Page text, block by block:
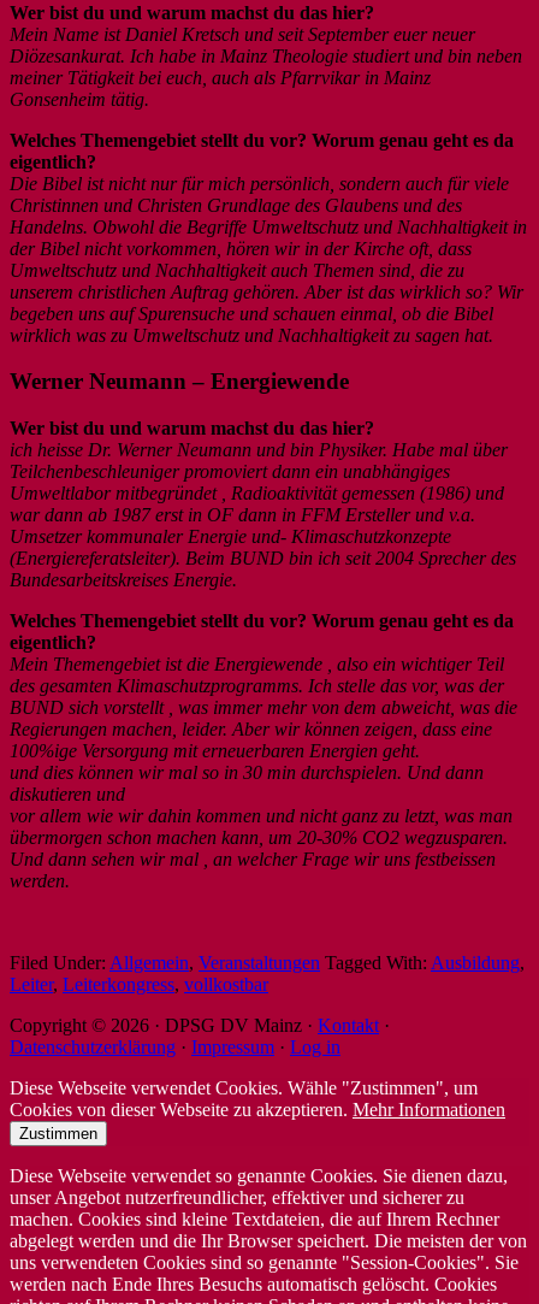
Wer bist du und warum machst du das hier?
Mein Name ist Daniel Kretsch und seit September euer neuer
Diözesankurat. Ich habe in Mainz Theologie studiert und bin neben
meiner Tätigkeit bei euch, auch als Pfarrvikar in Mainz
Gonsenheim tätig.
Welches Themengebiet stellt du vor? Worum genau geht es da
eigentlich?
Die Bibel ist nicht nur für mich persönlich, sondern auch für viele
Christinnen und Christen Grundlage des Glaubens und des
Handelns. Obwohl die Begriffe Umweltschutz und Nachhaltigkeit in
der Bibel nicht vorkommen, hören wir in der Kirche oft, dass
Umweltschutz und Nachhaltigkeit auch Themen sind, die zu
unserem christlichen Auftrag gehören. Aber ist das wirklich so? Wir
begeben uns auf Spurensuche und schauen einmal, ob die Bibel
wirklich was zu Umweltschutz und Nachhaltigkeit zu sagen hat.
Werner Neumann – Energiewende
Wer bist du und warum machst du das hier?
ich heisse Dr. Werner Neumann und bin Physiker. Habe mal über
Teilchenbeschleuniger promoviert dann ein unabhängiges
Umweltlabor mitbegründet , Radioaktivität gemessen (1986) und
war dann ab 1987 erst in OF dann in FFM Ersteller und v.a.
Umsetzer kommunaler Energie und- Klimaschutzkonzepte
(Energiereferatsleiter). Beim BUND bin ich seit 2004 Sprecher des
Bundesarbeitskreises Energie.
Welches Themengebiet stellt du vor? Worum genau geht es da
eigentlich?
Mein Themengebiet ist die Energiewende , also ein wichtiger Teil
des gesamten Klimaschutzprogramms. Ich stelle das vor, was der
BUND sich vorstellt , was immer mehr von dem abweicht, was die
Regierungen machen, leider. Aber wir können zeigen, dass eine
100%ige Versorgung mit erneuerbaren Energien geht.
und dies können wir mal so in 30 min durchspielen. Und dann
diskutieren und
vor allem wie wir dahin kommen und nicht ganz zu letzt, was man
übermorgen schon machen kann, um 20-30% CO2 wegzusparen.
Und dann sehen wir mal , an welcher Frage wir uns festbeissen
werden.
Filed Under: Allgemein, Veranstaltungen Tagged With: Ausbildung,
Leiter, Leiterkongress, vollkostbar
Copyright © 2026 · DPSG DV Mainz · Kontakt ·
Datenschutzerklärung · Impressum · Log in
Diese Webseite verwendet Cookies. Wähle "Zustimmen", um
Cookies von dieser Webseite zu akzeptieren. Mehr Informationen
Zustimmen
Diese Webseite verwendet so genannte Cookies. Sie dienen dazu,
unser Angebot nutzerfreundlicher, effektiver und sicherer zu
machen. Cookies sind kleine Textdateien, die auf Ihrem Rechner
abgelegt werden und die Ihr Browser speichert. Die meisten der von
uns verwendeten Cookies sind so genannte "Session-Cookies". Sie
werden nach Ende Ihres Besuchs automatisch gelöscht. Cookies